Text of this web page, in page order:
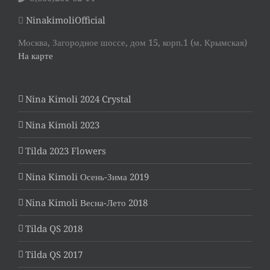
NinakimoliOfficial
Москва, Загородное шоссе, дом 15, корп.1 (м. Крымская)
На карте
Nina Kimoli 2024 Crystal
Nina Kimoli 2023
Tilda 2023 Flowers
Nina Kimoli Осень-Зима 2019
Nina Kimoli Весна-Лето 2018
Tilda QS 2018
Tilda QS 2017